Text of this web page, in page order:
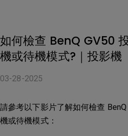
如何檢查 BenQ GV50
機或待機模式?｜投影機
03-28-2025
請參考以下影片了解如何檢查
機或待機模式：